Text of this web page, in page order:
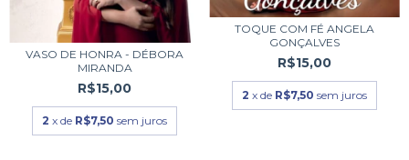
VASO DE HONRA - DÉBORA
MIRANDA
R$15,00
2 x de R$7,50 sem juros
TOQUE COM FÉ ANGELA
GONÇALVES
R$15,00
2 x de R$7,50 sem juros